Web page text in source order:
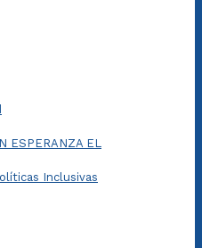
ESPERANZA EL
Inclusivas